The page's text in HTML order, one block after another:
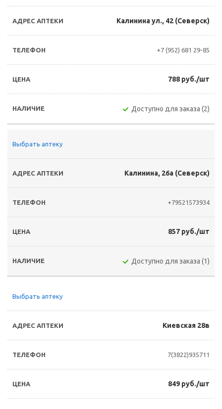
Калинина ул., 42 (Северск)
+7 (952) 681 29-85
788 руб./шт
Доступно для заказа (2)
Выбрать аптеку
Калинина, 26а (Северск)
+79521573934
857 руб./шт
Доступно для заказа (1)
Выбрать аптеку
Киевская 28в
7(3822)935711
849 руб./шт